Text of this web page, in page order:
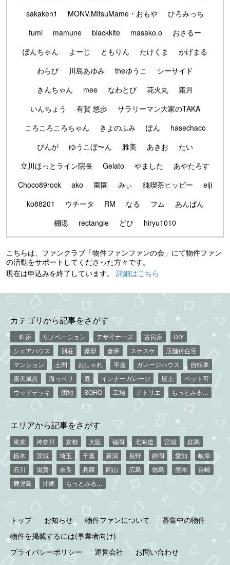
sakaken1
MONV.MitsuMame・おもや
ひろみっち
fumi
mamune blackkite masako.o
おさるー
ぽんちゃん
よーじ ともりん たけくま
かげまる
わらび
川島あゆみ theゆうこ
シーサイド
きんちゃん
mee なわとび 花火丸
霜月
いんちょう
有賀 悠歩
サラリーマン大家のTAKA
ころころころちゃん
きよのふみ ぽん
hasechaco
ぴんが
ゆうこぼ〜ん 雅美 あきお
たい
立川ほっとライン院長
Gelato やました
あやたろす
Choco89rock
ako 園園 みぃ 純喫茶ヒッピー
eiji
ko88201
ウチータ RM なる フム
あんぱん
棚湯
rectangle どひ hiryu1010
こちらは、ファンクラブ「物件ファンファンの会」にて物件ファン
の活動をサポートしてくださった方々です。
現在は申込みを終了しています。 詳細はこちら
カテゴリから記事をさがす
一軒家 リノベーション デザイナーズ 古民家
DIY
シェアハウス
別荘 豪邸 倉庫 スケスケ
店舗付住宅
マンション
土間 おしゃれ 平屋 ガレージハウス
自転車
露天風呂
海っペリ 庭 インナーガレージ 屋上
ペット可
ウッドデッキ
団地 SOHO 工場 アトリエ もっとみる…
エリアから記事をさがす
東京 神奈川 京都 大阪 福岡 北海道 宮城
群馬
栃木
茨城 埼玉 千葉 新潟 長野 静岡 愛知
岐阜
石川
滋賀 奈良 兵庫 岡山 広島 徳島 熊本
長崎
鹿児島
沖縄 もっとみる…
トップ お知らせ 物件ファンについて
募集中の物件
物件を掲載するには(事業者向け)
プライバシーポリシー
運営会社 お問い合わせ